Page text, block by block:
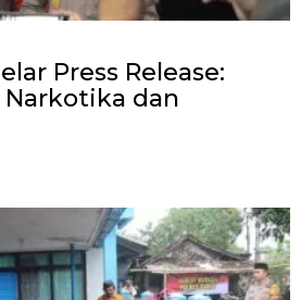
Press Release:
Narkotika dan